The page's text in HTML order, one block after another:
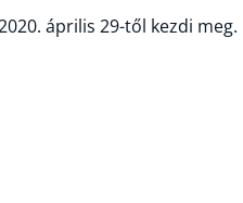
április 29-től kezdi meg.